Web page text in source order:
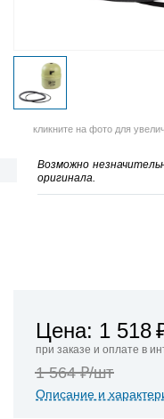
кликните на фото для
Возможно
оригинала.
Цена: 1 518
при заказе и оплате в
1 564 ₽/шт
Описание и